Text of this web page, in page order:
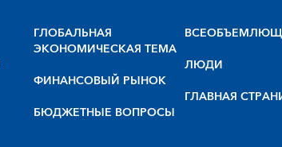
ГЛОБАЛЬНАЯ
ЭКОНОМИЧЕСКАЯ ТЕМА
ФИНАНСОВЫЙ РЫНОК
БЮДЖЕТНЫЕ ВОПРОСЫ
ЛЮДИ
ГЛАВНАЯ